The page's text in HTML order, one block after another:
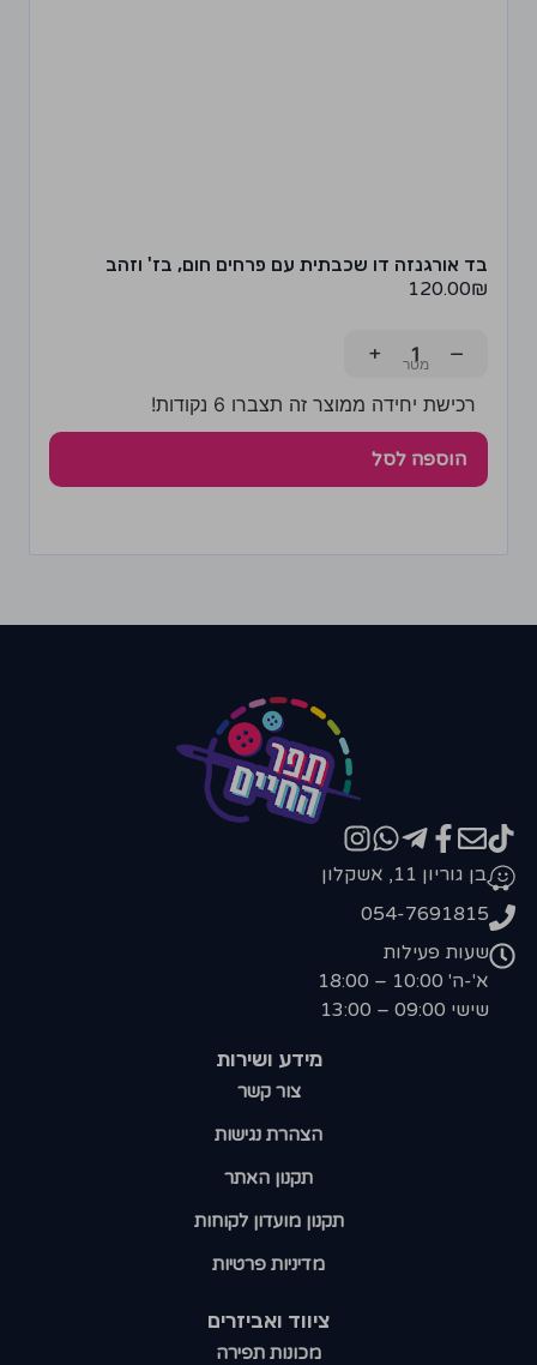
בד אורגנזה דו שכבתית עם פרחים חום, בז' וזהב
120.00₪
−
+
רכישת יחידה ממוצר זה תצברו 6 נקודות!
הוספה לסל
ציווד ואביזרים
מכונות תפירה
מידע ושירות
צור קשר
הצהרת נגישות
תקנון האתר
תקנון מועדון לקוחות
מדיניות פרטיות
בן גוריון 11, אשקלון
054-7691815
שעות פעילות
א'-ה' 10:00 – 18:00
שישי 09:00 – 13:00